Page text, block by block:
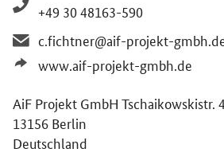
+49 30 48163-590
c.fichtner@aif-projekt-
www.aif-projekt-gmbh.de
AiF Projekt GmbH Tschaikowskistr.
13156 Berlin
Deutschland